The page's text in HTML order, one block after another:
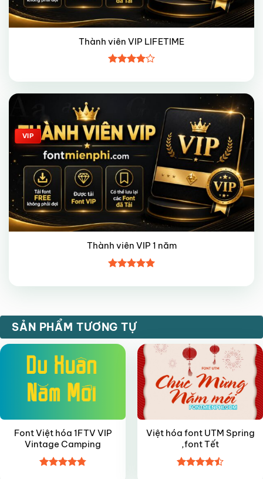
Thành viên VIP LIFETIME
xếp hạng
Giảm giá!
VIP
Thành viên VIP 1 năm
hạng55
SẢN PHẨM TƯƠNG TỰ
FREE
Font Việt hóa 1FTV VIP
Vintage Camping
Việt hóa font UTM Spring
,font Tết